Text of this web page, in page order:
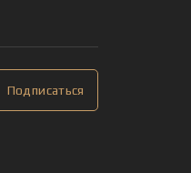
Подписаться